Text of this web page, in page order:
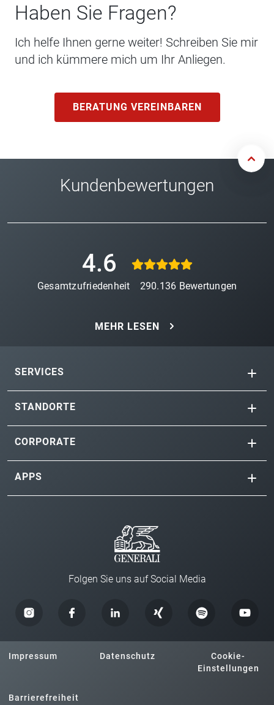
Haben Sie Fragen?
Ich helfe Ihnen gerne weiter! Schreiben Sie mir
und ich kümmere mich um Ihr Anliegen.
BERATUNG VEREINBAREN
Kundenbewertungen
4.6
Gesamtzufriedenheit 290.136 Bewertungen
MEHR LESEN
SERVICES
STANDORTE
CORPORATE
APPS
Folgen Sie uns auf Social Media
Impressum Datenschutz
Cookie-
Einstellungen
Barrierefreiheit